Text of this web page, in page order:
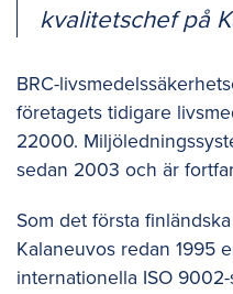
kvalitetschef på
BRC-
företagets tidigare
22000.
sedan 2003 och är
Som det första
Kalaneuvos redan 1995
internationella ISO